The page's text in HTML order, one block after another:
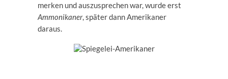
merken und auszusprechen war, wurde erst
Ammonikaner, später dann Amerikaner
daraus.